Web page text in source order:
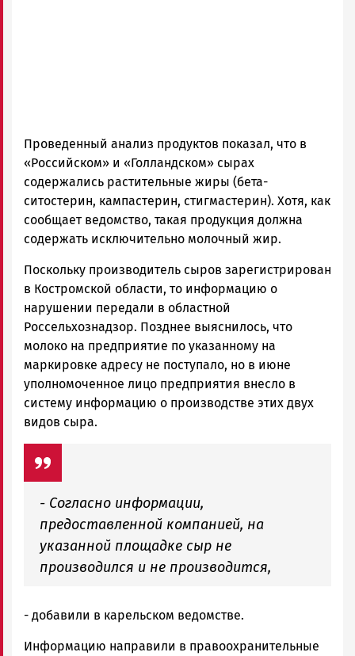
Проведенный анализ продуктов показал, что в
«Российском» и «Голландском» сырах
содержались растительные жиры (бета-
ситостерин, кампастерин, стигмастерин). Хотя, как
сообщает ведомство, такая продукция должна
содержать исключительно молочный жир.
Поскольку производитель сыров зарегистрирован
в Костромской области, то информацию о
нарушении передали в областной
Россельхознадзор. Позднее выяснилось, что
молоко на предприятие по указанному на
маркировке адресу не поступало, но в июне
уполномоченное лицо предприятия внесло в
систему информацию о производстве этих двух
видов сыра.
- Согласно информации,
предоставленной компанией, на
указанной площадке сыр не
производился и не производится,
- добавили в карельском ведомстве.
Информацию направили в правоохранительные